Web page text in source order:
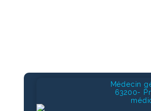
Médecin
63200-